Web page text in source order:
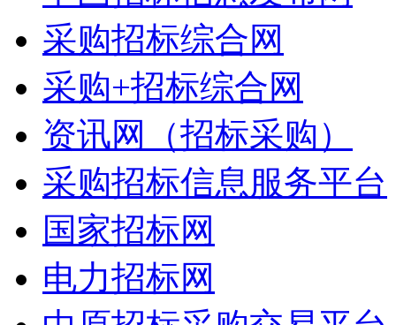
采购招标综合网
采购+招标综合网
资讯网（招标采购）
采购招标信息服务平台
国家招标网
电力招标网